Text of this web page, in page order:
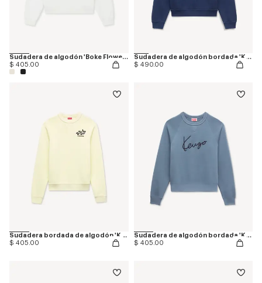
Sudadera de algodón 'Boke Flower 2.0'
$ 405.00
Sudadera de algodón bordada 'KENZO Paris Emblem'
$ 490.00
Sudadera bordada de algodón 'KENZO Sounds'
$ 405.00
Sudadera de algodón bordada 'KENZO Signature'
$ 405.00